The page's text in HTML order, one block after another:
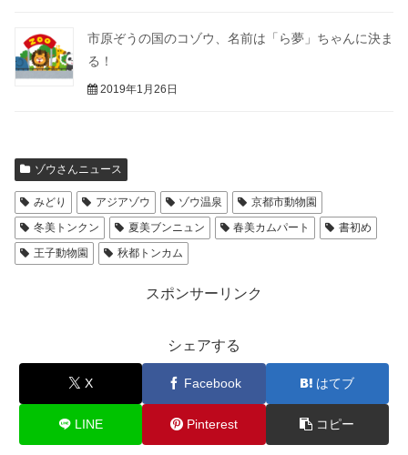
市原ぞうの国のコゾウ、名前は「ら夢」ちゃんに決ま
る！
2019年1月26日
ゾウさんニュース
みどり アジアゾウ ゾウ温泉
京都市動物園
冬美トンクン
夏美ブンニュン 春美カムパート
書初め
王子動物園
秋都トンカム
スポンサーリンク
シェアする
X Facebook はてブ
LINE Pinterest コピー